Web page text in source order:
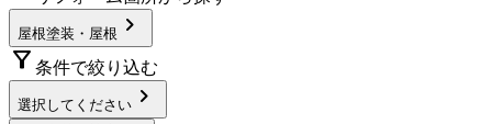
屋根塗装・屋根 chevron_right
filter_alt 条件で絞り込む
選択してください chevron_right